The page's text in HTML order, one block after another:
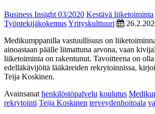
Business Insight 03/2020 Kestävä liiketoiminta
TyöntekijäkokemusYrityskulttuuri
Medikumppanilla vastuullisuus on
ainoastaan päälle liimattuna arvona, vaan
liiketoiminta on rakentunut. Tavoitteena on
edelläkävijöitä lääkäreiden rekrytoinnissa,
Teija Koskinen.
Avainsanat henkilöstöpalvelu koulutus
rekrytointi Teija Koskinen terveydenhoitoala